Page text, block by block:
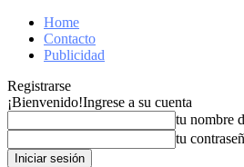
Home
Contacto
Publicidad
Registrarse
¡Bienvenido!Ingrese a su cuenta
tu nombre
tu